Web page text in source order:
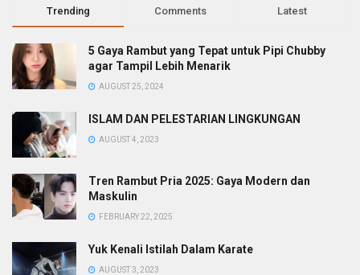
Trending Comments Latest
5 Gaya Rambut yang Tepat untuk Pipi Chubby
agar Tampil Lebih Menarik
AUGUST 25, 2024
ISLAM DAN PELESTARIAN LINGKUNGAN
AUGUST 4, 2023
Tren Rambut Pria 2025: Gaya Modern dan
Maskulin
FEBRUARY 22, 2025
Yuk Kenali Istilah Dalam Karate
AUGUST 3, 2023